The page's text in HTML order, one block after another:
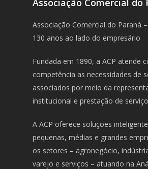
Associação Comercial do
Associação Comercial do Paraná
130 anos ao lado do empresário
Fundada em 1890, a ACP atende
competência as necessidades de
associados por meio da
institucional e prestação de
A ACP oferece soluções
pequenas, médias e grandes
os setores – agronegócio,
varejo e serviços – atuando na